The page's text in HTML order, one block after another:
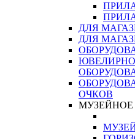
ДЛЯ
ДЛЯ
ОЧКОВ
МУЗЕЙНОЕ